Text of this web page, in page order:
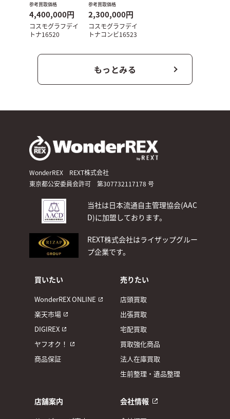
参考買取価格
4,400,000円
コスモグラフデイ
トナ16520
参考買取価格
2,300,000円
コスモグラフデイ
トナコンビ16523
もっとみる
WonderREX REXT株式会社
東京都公安委員会許可 第307732117178 号
当社は日本流通自主管理協会(AAC
D)に加盟しております。
REXT株式会社はライザップグルー
プ企業です。
買いたい
WonderREX ONLINE
楽天市場
DIGIREX
ヤフオク！
商品保証
売りたい
店頭買取
出張買取
宅配買取
買取強化商品
法人在庫買取
生前整理・遺品整理
店舗案内 会社情報